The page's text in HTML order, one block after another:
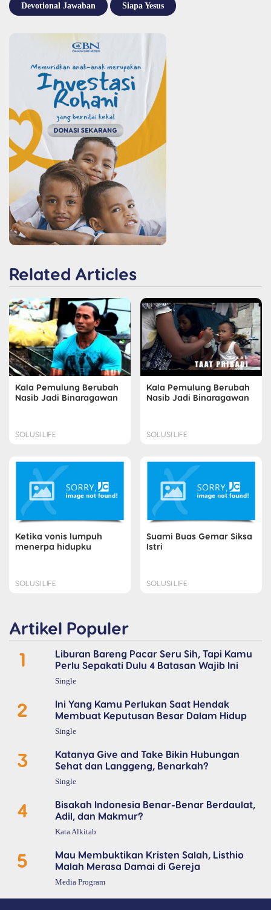
Devotional Jawaban Siapa Yesus
Related Articles
Kala Pemulung Berubah
Nasib Jadi Binaragawan
SOLUSI LIFE
Kala Pemulung Berubah
Nasib Jadi Binaragawan
SOLUSI LIFE
Ketika vonis lumpuh
menerpa hidupku
SOLUSI LIFE
Suami Buas Gemar Siksa
Istri
SOLUSI LIFE
Artikel Populer
1
Liburan Bareng Pacar Seru Sih, Tapi Kamu
Perlu Sepakati Dulu 4 Batasan Wajib Ini
Single
2
Ini Yang Kamu Perlukan Saat Hendak
Membuat Keputusan Besar Dalam Hidup
Single
3
Katanya Give and Take Bikin Hubungan
Sehat dan Langgeng, Benarkah?
Single
4
Bisakah Indonesia Benar-Benar Berdaulat,
Adil, dan Makmur?
Kata Alkitab
5
Mau Membuktikan Kristen Salah, Listhio
Malah Merasa Damai di Gereja
Media Program